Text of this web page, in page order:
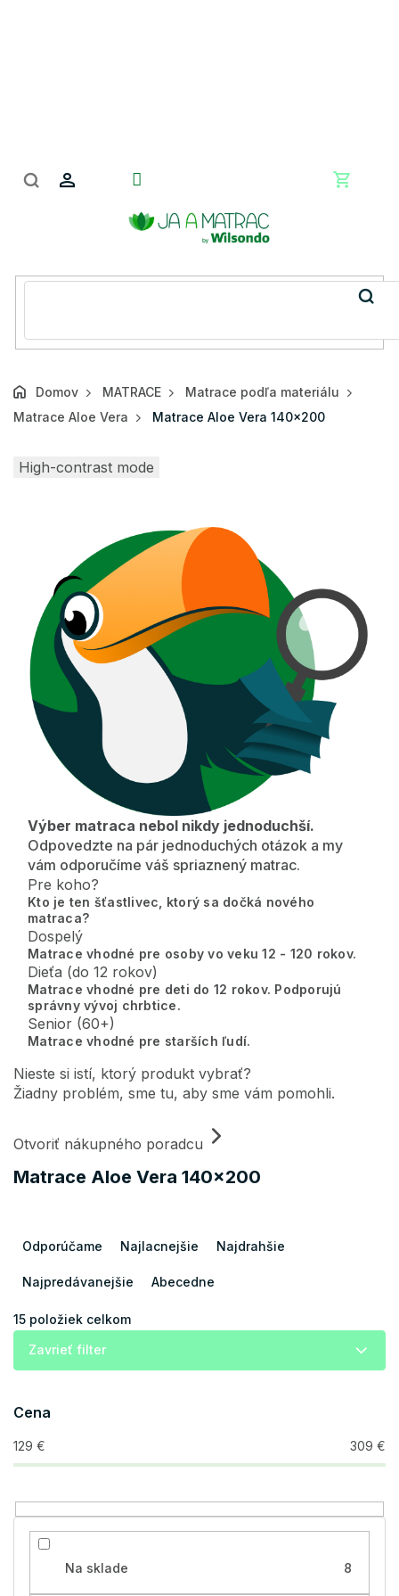
Domov MATRACE
Matrace podľa materiálu
Matrace Aloe Vera
Matrace Aloe Vera 140x200
Matrace Aloe Vera 140x200
High-contrast mode
Výber matraca nebol nikdy jednoduchší.
Odpovedzte na pár jednoduchých otázok a my
vám odporučíme váš spriaznený matrac.
Pre koho?
Kto je ten šťastlivec, ktorý sa dočká nového
matraca?
Dospelý
Matrace vhodné pre osoby vo veku 12 - 120 rokov.
Dieťa (do 12 rokov)
Matrace vhodné pre deti do 12 rokov. Podporujú
správny vývoj chrbtice.
Senior (60+)
Matrace vhodné pre starších ľudí.
Nieste si istí, ktorý produkt vybrať?
Žiadny problém, sme tu, aby sme vám pomohli.
Otvoriť nákupného poradcu
i
d
u
k
o
v
Odporúčame Najlacnejšie Najdrahšie
Najpredávanejšie Abecedne
15 položiek celkom
Zavrieť filter
Cena
129 € 309 €
Na sklade 8